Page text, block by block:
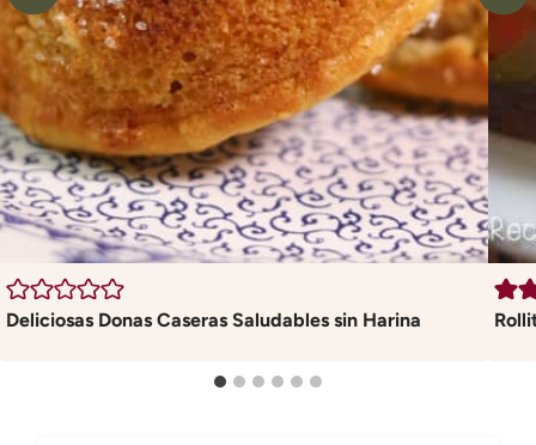
Deliciosas Donas Caseras Saludables sin Harina